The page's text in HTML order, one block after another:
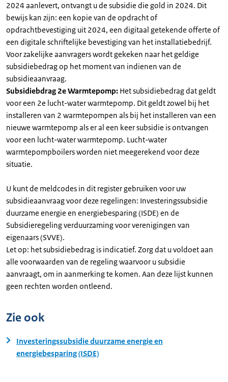
2024 aanlevert, ontvangt u de subsidie die gold in 2024. Dit
bewijs kan zijn: een kopie van de opdracht of
opdrachtbevestiging uit 2024, een digitaal getekende offerte of
een digitale schriftelijke bevestiging van het installatiebedrijf.
Voor zakelijke aanvragers wordt gekeken naar het geldige
subsidiebedrag op het moment van indienen van de
subsidieaanvraag.
Subsidiebdrag 2e Warmtepomp: Het subsidiebedrag dat geldt
voor een 2e lucht-water warmtepomp. Dit geldt zowel bij het
installeren van 2 warmtepompen als bij het installeren van een
nieuwe warmtepomp als er al een keer subsidie is ontvangen
voor een lucht-water warmtepomp. Lucht-water
warmtepompboilers worden niet meegerekend voor deze
situatie.
U kunt de meldcodes in dit register gebruiken voor uw
subsidieaanvraag voor deze regelingen: Investeringssubsidie
duurzame energie en energiebesparing (ISDE) en de
Subsidieregeling verduurzaming voor verenigingen van
eigenaars (SVVE).
Let op: het subsidiebedrag is indicatief. Zorg dat u voldoet aan
alle voorwaarden van de regeling waarvoor u subsidie
aanvraagt, om in aanmerking te komen. Aan deze lijst kunnen
geen rechten worden ontleend.
Zie ook
Investeringssubsidie duurzame energie en
energiebesparing (ISDE)